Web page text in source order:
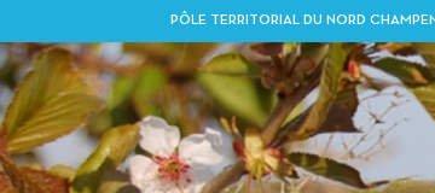
PÔLE TERRITORIAL DU NORD